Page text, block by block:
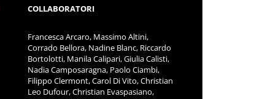
COLLABORATORI
Francesca Arcaro, Massimo Altini,
Corrado Bellora, Nadine Blanc, Riccardo
Bortolotti, Manila Calipari, Giulia Calisti,
Nadia Camposaragna, Paolo Ciambi,
Filippo Clermont, Carol Di Vito, Christian
Leo Dufour, Christian Evaspasiano,